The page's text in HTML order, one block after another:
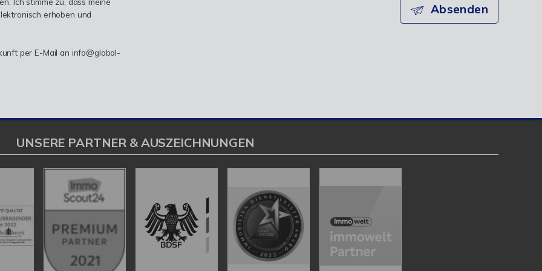
erhoben und
per E-Mail an info@global-
Absenden
UNSERE PARTNER & AUSZEICHNUNGEN